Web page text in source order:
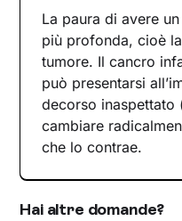
La paura di avere
più profonda, cioè
tumore. Il cancro
può presentarsi
decorso
cambiare
che lo contrae.
Hai altre domande?